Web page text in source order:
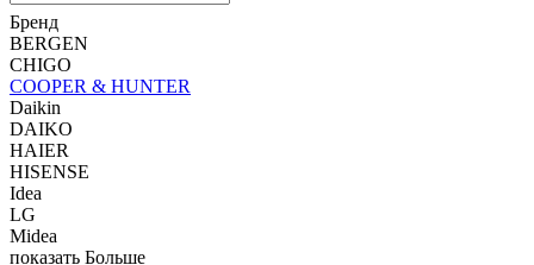
Бренд
BERGEN
CHIGO
COOPER & HUNTER
Daikin
DAIKO
HAIER
HISENSE
Idea
LG
Midea
показать Больше